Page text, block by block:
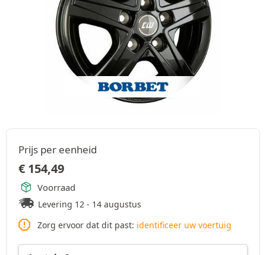
Prijs per eenheid
€ 154,49
Voorraad
Levering 12 - 14 augustus
Zorg ervoor dat dit past: identificeer uw voertuig